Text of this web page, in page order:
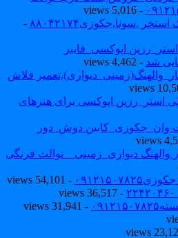
- 5,016 views
-
اپوکسی_فایبر
شد- 4,462 views
فلاش
اپوکسی برای هنرهای
دوش_دور
دیواری_زمینی _ توالت فرنگی
- 54,101 views
- 36,517 views
- 31,941 views